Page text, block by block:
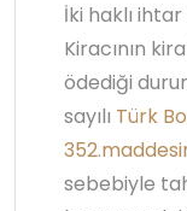
İki haklı
Kiracının
ödediği
sayılı Türk
sebebiyle